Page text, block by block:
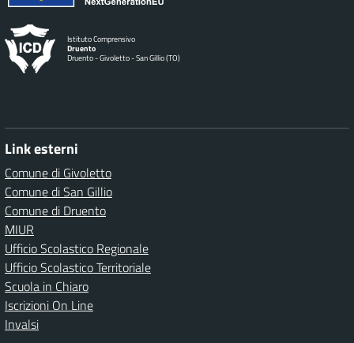
Istituto Comprensivo
Druento
Druento - Givoletto - San Gillio (TO)
Link esterni
Comune di Givoletto
Comune di San Gillio
Comune di Druento
MIUR
Ufficio Scolastico Regionale
Ufficio Scolastico Territoriale
Scuola in Chiaro
Iscrizioni On Line
Invalsi